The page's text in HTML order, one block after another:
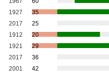
1927
35
2017
25
1912
20
1921
29
2017
36
2001
42